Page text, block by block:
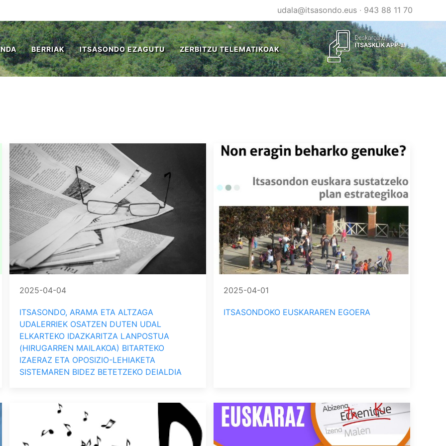
udala@itsasondo.eus· 943 88 11 70
BERRIAK ITSASONDO EZAGUTU ZERBITZU TELEMATIKOAK
2025-04-04
ITSASONDO, ARAMA ETA ALTZAGA
UDALERRIEK OSATZEN DUTEN UDAL
ELKARTEKO IDAZKARITZA LANPOSTUA
(HIRUGARREN MAILAKOA) BITARTEKO
IZAERAZ ETA OPOSIZIO-LEHIAKETA
SISTEMAREN BIDEZ BETETZEKO DEIALDIA
2025-04-01
ITSASONDOKO EUSKARAREN EGOERA